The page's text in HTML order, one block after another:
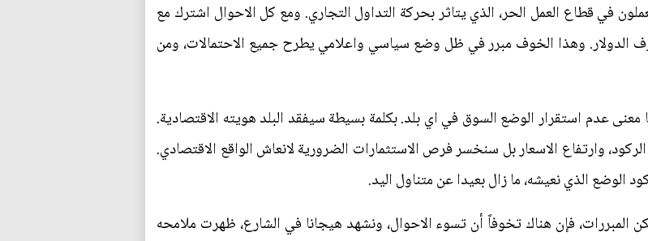
في قطاع العمل الحر، الذي يتاثر بحركة التداول التجاري. ومع كل الاحوال اشترك مع
وهذا الخوف مبرر في ظل وضع سياسي واعلامي يطرح جميع الاحتمالات، ومن
عدم استقرار الوضع السوق في اي بلد. بكلمة بسيطة سيفقد البلد هويته الاقتصادية.
وارتفاع الاسعار بل سنخسر فرص الاستثمارات الضرورية لانعاش الواقع الاقتصادي.
الذي نعيشه، ما زال بعيدا عن متناول اليد.
المبررات، فإن هناك تخوفاً أن تسوء الاحوال، ونشهد هيجانا في الشارع، ظهرت ملامحه